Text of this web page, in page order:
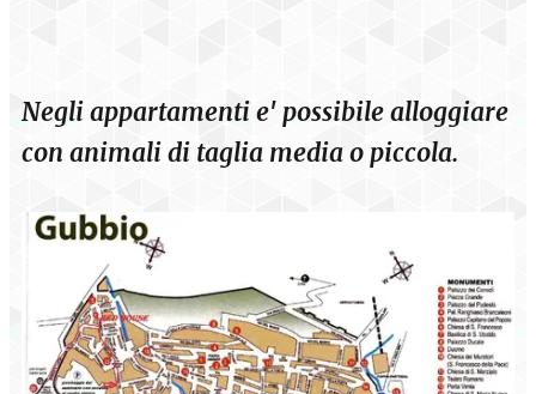
Negli appartamenti e' possibile alloggiare
con animali di taglia media o piccola.